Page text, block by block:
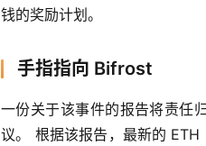
钱的奖励计划。
手指指向 Bifrost
一份关于该事件的报告将责任
议。 根据该报告，最新的